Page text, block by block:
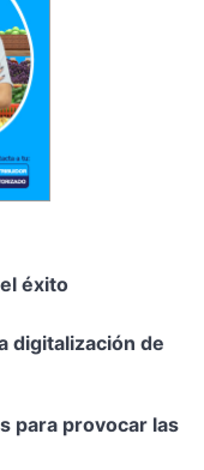
éxito
digitalización de
para provocar las